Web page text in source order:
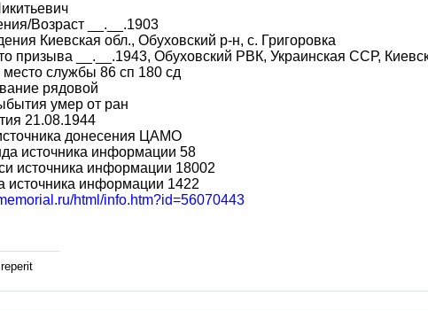
Возраст __.__.1903
Киевская обл., Обуховский р-н, с. Григоровка
призыва __.__.1943, Обуховский РВК, Украинская ССР,
службы 86 сп 180 сд
рядовой
умер от ран
21.08.1944
донесения ЦАМО
источника информации 58
источника информации 18002
источника информации 1422
html/info.htm?id=56070443